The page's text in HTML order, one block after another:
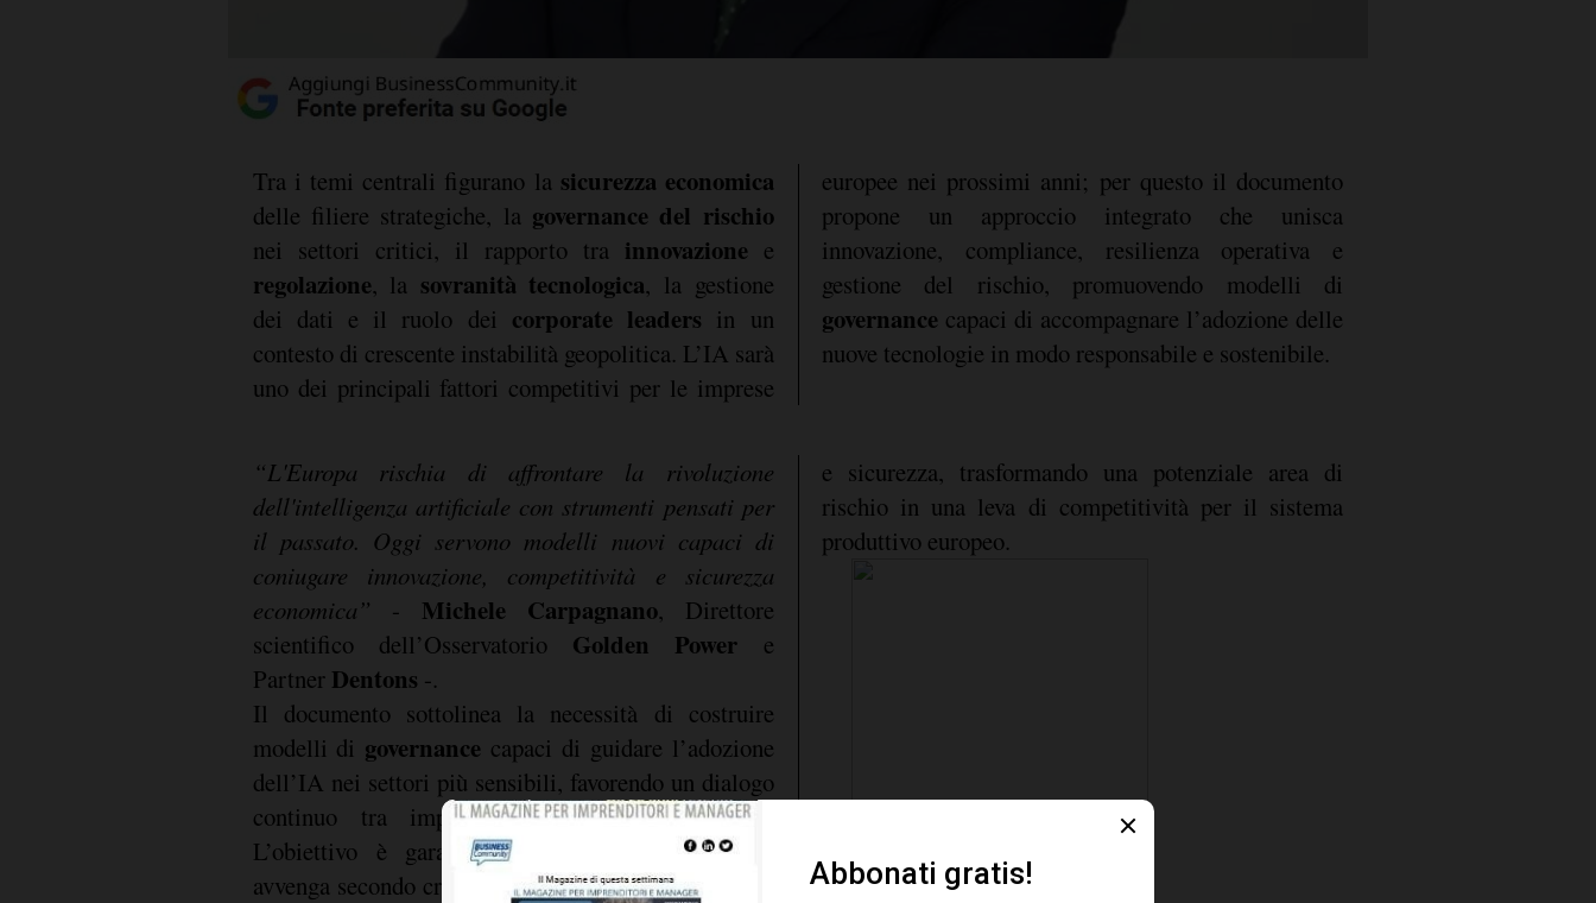
Tra i temi centrali figurano la sicurezza economica
delle filiere strategiche, la governance del rischio
nei settori critici, il rapporto tra innovazione e
regolazione, la sovranità tecnologica, la gestione
dei dati e il ruolo dei corporate leaders in un
contesto di crescente instabilità geopolitica. L’IA sarà
uno dei principali fattori competitivi per le imprese
europee nei prossimi anni; per questo il documento
propone un approccio integrato che unisca
innovazione, compliance, resilienza operativa e
gestione del rischio, promuovendo modelli di
governance capaci di accompagnare l’adozione delle
nuove tecnologie in modo responsabile e sostenibile.
“L'Europa rischia di affrontare la rivoluzione
dell'intelligenza artificiale con strumenti pensati per
il passato. Oggi servono modelli nuovi capaci di
coniugare innovazione, competitività e sicurezza
economica” - Michele Carpagnano, Direttore
scientifico dell’Osservatorio Golden Powere
Partner Dentons -.
Il documento sottolinea la necessità di costruire
modelli di governance capaci di guidare l’adozione
dell’IA nei settori più sensibili, favorendo un dialogo
continuo tra imprese, istituzioni e regolatori.
L’obiettivo è garantire che lo sviluppo dell’IA
avvenga secondo criteri di responsabilità, trasparenza
e sicurezza, trasformando una potenziale area di
rischio in una leva di competitività per il sistema
produttivo europeo.